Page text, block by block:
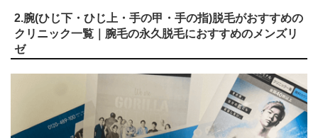
2.腕(ひじ下・ひじ上・手の甲・手の指)脱毛がおすすめの
クリニック一覧｜腕毛の永久脱毛におすすめのメンズリ
ゼ